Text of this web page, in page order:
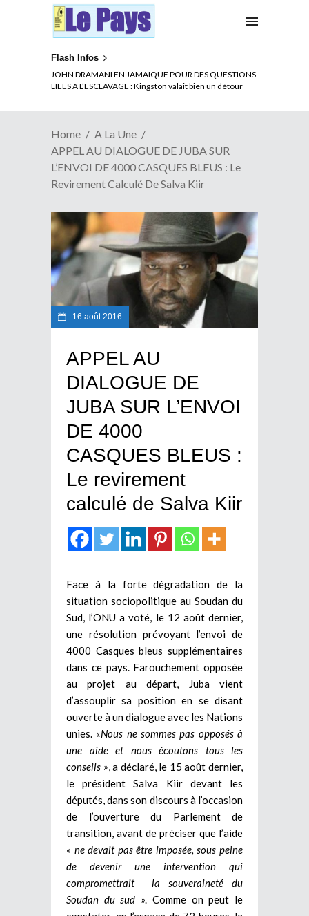
Flash Infos
JOHN DRAMANI EN JAMAIQUE POUR DES QUESTIONS
LIEES A L’ESCLAVAGE : Kingston valait bien un détour
ELECTION DE TALON A LA TETE DU SENAT BENINOIS :
Quand Patrice quitte le pouvoir sans partir !
Home
A La Une
APPEL AU DIALOGUE DE JUBA SUR
L’ENVOI DE 4000 CASQUES BLEUS : Le
Revirement Calculé De Salva Kiir
16 août 2016
APPEL AU
DIALOGUE DE
JUBA SUR L’ENVOI
DE 4000
CASQUES BLEUS :
Le revirement
calculé de Salva Kiir
Face à la forte dégradation de la
situation sociopolitique au Soudan du
Sud, l’ONU a voté, le 12 août dernier,
une résolution prévoyant l’envoi de
4000 Casques bleus supplémentaires
dans ce pays. Farouchement opposée
au projet au départ, Juba vient
d’assouplir sa position en se disant
ouverte à un dialogue avec les Nations
unies. «Nous ne sommes pas opposés à
une aide et nous écoutons tous les
conseils », a déclaré, le 15 août dernier,
le président Salva Kiir devant les
députés, dans son discours à l’occasion
de l’ouverture du Parlement de
transition, avant de préciser que l’aide
« ne devait pas être imposée, sous peine
de devenir une intervention qui
compromettrait la souveraineté du
Soudan du sud ». Comme on peut le